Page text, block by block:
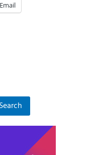
Email
Search